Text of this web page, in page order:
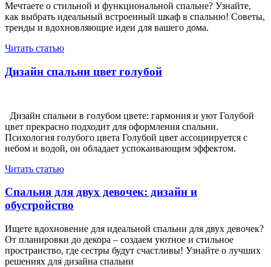
Мечтаете о стильной и функциональной спальне? Узнайте,
как выбрать идеальный встроенный шкаф в спальню! Советы,
тренды и вдохновляющие идеи для вашего дома.
Читать статью
Дизайн спальни цвет голубой
Дизайн спальни в голубом цвете: гармония и уют Голубой
цвет прекрасно подходит для оформления спальни.
Психология голубого цвета Голубой цвет ассоциируется с
небом и водой, он обладает успокаивающим эффектом.
Читать статью
Спальня для двух девочек: дизайн и
обустройство
Ищете вдохновение для идеальной спальни для двух девочек?
От планировки до декора – создаем уютное и стильное
пространство, где сестры будут счастливы! Узнайте о лучших
решениях для дизайна спальни